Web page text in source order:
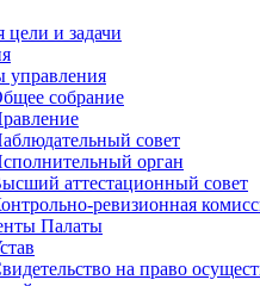
и задачи
управления
собрание
совет
орган
аттестационный совет
ревизионная
Палаты
на право